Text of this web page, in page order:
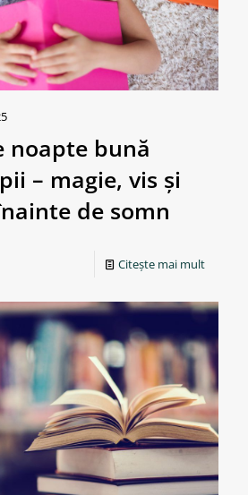
noapte bună
– magie, vis și
de somn
Citește mai mult